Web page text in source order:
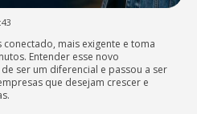
mais exigente e toma
Entender esse novo
ser um diferencial e passou a ser
que desejam crescer e